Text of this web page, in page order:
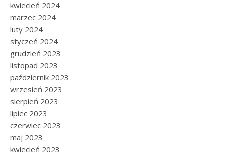
kwiecień 2024
marzec 2024
luty 2024
styczeń 2024
grudzień 2023
listopad 2023
październik 2023
wrzesień 2023
sierpień 2023
lipiec 2023
czerwiec 2023
maj 2023
kwiecień 2023